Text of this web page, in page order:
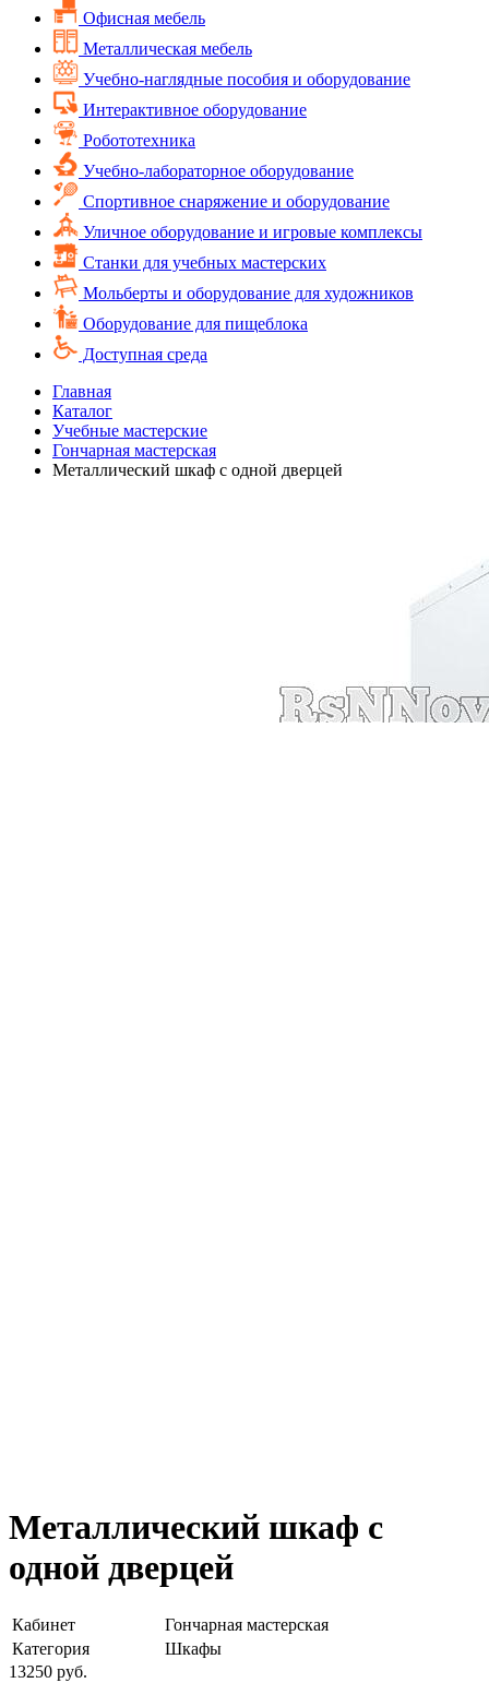
Офисная мебель
Металлическая мебель
Учебно-наглядные пособия и оборудование
Интерактивное оборудование
Робототехника
Учебно-лабораторное оборудование
Спортивное снаряжение и оборудование
Уличное оборудование и игровые комплексы
Cтанки для учебных мастерских
Мольберты и оборудование для художников
Оборудование для пищеблока
Доступная среда
Главная
Каталог
Учебные мастерские
Гончарная мастерская
Металлический шкаф с одной дверцей
Металлический шкаф с
одной дверцей
Кабинет
Гончарная мастерская
Категория
Шкафы
13250 руб.